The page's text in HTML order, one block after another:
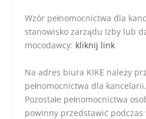
Wzór pełnomocnictwa dla
stanowisko zarządu Izby lub
mocodawcy: kliknij link
Na adres biura KIKE należy
pełnomocnictwa dla kancelarii.
Pozostałe pełnomocnictwa
powinny przedstawić